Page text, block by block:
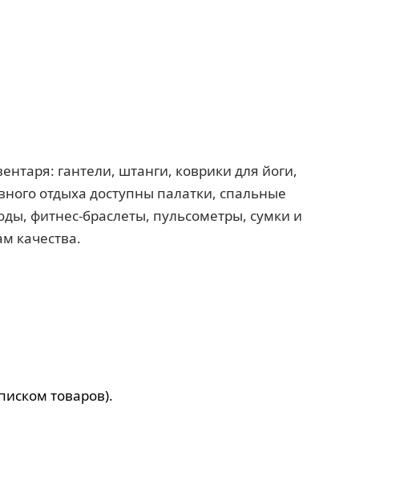
гантели, штанги, коврики для йоги,
отдыха доступны палатки, спальные
фитнес-браслеты, пульсометры, сумки и
качества.
товаров).